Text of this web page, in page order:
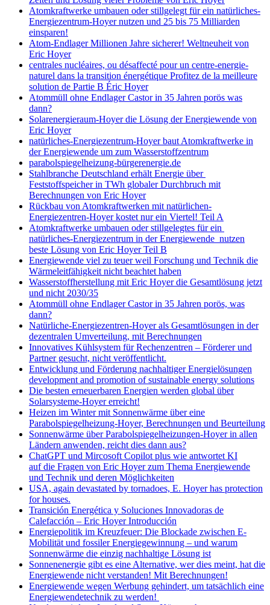
Atomkraftwerke umbauen oder stillgelegt für ein natürliches-
Energiezentrum-Hoyer nutzen und 25 bis 75 Milliarden
einsparen!
Atom-Endlager Millionen Jahre sicherer! Weltneuheit von
Eric Hoyer
centrales nucléaires, ou désaffecté pour un centre-energie-
naturel dans la transition énergétique Profitez de la meilleure
solution de Partie B Éric Hoyer
Atommüll ohne Endlager Castor in 35 Jahren porös was
dann?
Solarenergieraum-Hoyer die Lösung der Energiewende von
Eric Hoyer
natürliches-Energiezentrum-Hoyer baut Atomkraftwerke in
der Energiewende um zum Wasserstoffzentrum
parabolspiegelheizung-bürgerenergie.de
Stahlbranche Deutschland erhält Energie über
Feststoffspeicher in TWh globaler Durchbruch mit
Berechnungen von Eric Hoyer
Rückbau von Atomkraftwerken mit natürlichen-
Energiezentren-Hoyer kostet nur ein Viertel! Teil A
Atomkraftwerke umbauen oder stillgelegtes für ein
natürliches-Energiezentrum in der Energiewende nutzen
beste Lösung von Eric Hoyer Teil B
Energiewende viel zu teuer weil Forschung und Technik die
Wärmeleitfähigkeit nicht beachtet haben
Wasserstoffherstellung mit Eric Hoyer die Gesamtlösung jetzt
und nicht 2030/35
Atommüll ohne Endlager Castor in 35 Jahren porös, was
dann?
Natürliche-Energiezentren-Hoyer als Gesamtlösungen in der
dezentralen Umverteilung, mit Berechnungen
Innovatives Kühlsystem für Rechenzentren – Förderer und
Partner gesucht, nicht veröffentlicht.
Entwicklung und Förderung nachhaltiger Energielösungen
development and promotion of sustainable energy solutions
Die besten erneuerbaren Energien werden global über
Solarsysteme-Hoyer erreicht!
Heizen im Winter mit Sonnenwärme über eine
Parabolspiegelheizung-Hoyer, Berechnungen und Beurteilung
Sonnenwärme über Parabolspiegelheizungen-Hoyer in allen
Ländern anwenden, reicht dies dann aus?
ChatGPT und Mircosoft Copilot plus wie antwortet KI
auf die Fragen von Eric Hoyer zum Thema Energiewende
und Technik und deren Möglichkeiten
USA, again devastated by tornadoes, E. Hoyer has protection
for houses.
Transición Energética y Soluciones Innovadoras de
Calefacción – Eric Hoyer Introducción
Energiepolitik im Kreuzfeuer: Die Blockade zwischen E-
Mobilität und fossiler Energiegewinnung – und warum
Sonnenwärme die einzig nachhaltige Lösung ist
Sonnenenergie gibt es eine Alternative, wer dies meint, hat die
Energiewende nicht verstanden! Mit Berechnungen!
Energiewende wegen Werbung gehindert, um tatsächlich eine
Energiewendetechnik zu werden!